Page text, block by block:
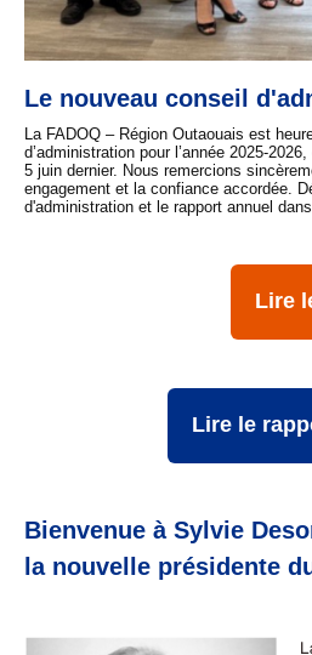
Le nouveau conseil
La FADOQ – Région Outaouais est
d’administration pour l’année 2025-
5 juin dernier. Nous remercions
engagement et la confiance accordée.
d'administration et le rapport annuel
Lire
Lire le
Bienvenue à Sylvie
la nouvelle présidente